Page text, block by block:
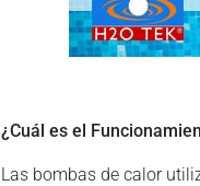
¿Cuál es el
Las bombas de calor